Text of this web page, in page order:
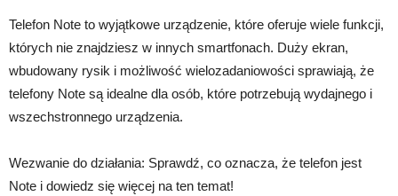
Telefon Note to wyjątkowe urządzenie, które oferuje wiele funkcji,
których nie znajdziesz w innych smartfonach. Duży ekran,
wbudowany rysik i możliwość wielozadaniowości sprawiają, że
telefony Note są idealne dla osób, które potrzebują wydajnego i
wszechstronnego urządzenia.
Wezwanie do działania: Sprawdź, co oznacza, że telefon jest
Note i dowiedz się więcej na ten temat!